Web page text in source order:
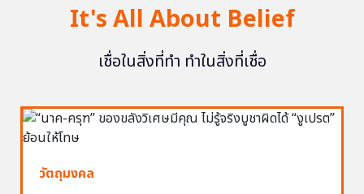
It's All About Belief
เชื่อในสิ่งที่ทำ ทำในสิ่งที่เชื่อ
วัตถุมงคล